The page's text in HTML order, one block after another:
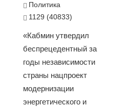
Политика
1129 (40833)
«Кабмин утвердил
беспрецедентный за
годы независимости
страны нацпроект
модернизации
энергетического и